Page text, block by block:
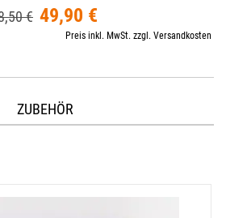
€ 49,90 €
Preis inkl. MwSt. zzgl. Versandkosten
ZUBEHÖR